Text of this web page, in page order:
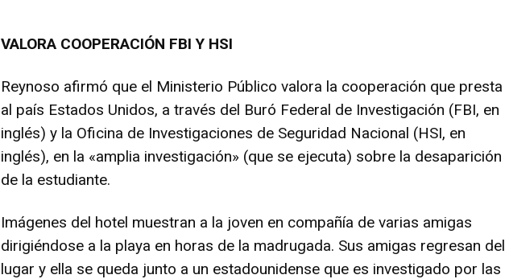
VALORA COOPERACIÓN FBI Y HSI
Reynoso afirmó que el Ministerio Público valora la cooperación que presta
al país Estados Unidos, a través del Buró Federal de Investigación (FBI, en
inglés) y la Oficina de Investigaciones de Seguridad Nacional (HSI, en
inglés), en la «amplia investigación» (que se ejecuta) sobre la desaparición
de la estudiante.
Imágenes del hotel muestran a la joven en compañía de varias amigas
dirigiéndose a la playa en horas de la madrugada. Sus amigas regresan del
lugar y ella se queda junto a un estadounidense que es investigado por las